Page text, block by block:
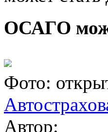
ОСАГО
Фото:
Автор: